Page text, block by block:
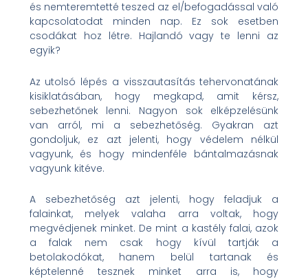
és nemteremtetté teszed az el/befogadással való
kapcsolatodat minden nap. Ez sok esetben
csodákat hoz létre. Hajlandó vagy te lenni az
egyik?
Az utolsó lépés a visszautasítás tehervonatának
kisiklatásában, hogy megkapd, amit kérsz,
sebezhetőnek lenni. Nagyon sok elképzelésünk
van arról, mi a sebezhetőség. Gyakran azt
gondoljuk, ez azt jelenti, hogy védelem nélkül
vagyunk, és hogy mindenféle bántalmazásnak
vagyunk kitéve.
A sebezhetőség azt jelenti, hogy feladjuk a
falainkat, melyek valaha arra voltak, hogy
megvédjenek minket. De mint a kastély falai, azok
a falak nem csak hogy kívül tartják a
betolakodókat, hanem belül tartanak és
képtelenné tesznek minket arra is, hogy